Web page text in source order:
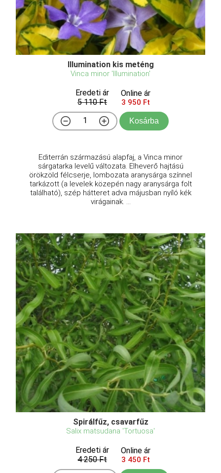
Illumination kis meténg
Vinca minor 'Illumination'
Eredeti ár
5 110 Ft
Online ár
3 950 Ft
Kosárba
Editerrán származású alapfaj, a Vinca minor
sárgatarka levelű változata. Elheverő hajtású
örökzöld félcserje, lombozata aranysárga színnel
tarkázott (a levelek közepén nagy aranysárga folt
található), szép hátteret adva májusban nyíló kék
virágainak. ...
Spirálfűz, csavarfűz
Salix matsudana 'Tortuosa'
Eredeti ár
4 250 Ft
Online ár
3 450 Ft